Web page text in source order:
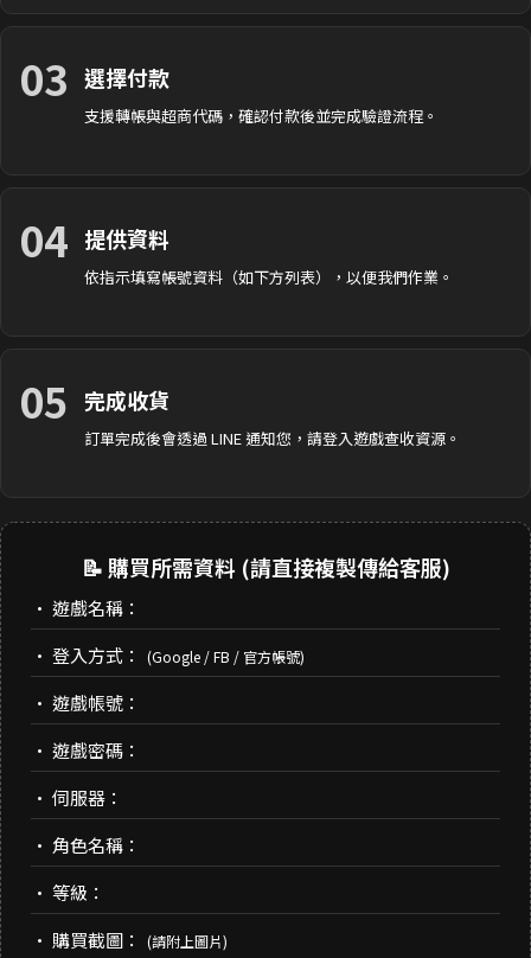
03 選擇付款
支援轉帳與超商代碼，確認付款後並完成驗證流程。
04 提供資料
依指示填寫帳號資料（如下方列表），以便我們作業。
05 完成收貨
訂單完成後會透過 LINE 通知您，請登入遊戲查收資源。
📝 購買所需資料 (請直接複製傳給客服)
• 遊戲名稱：
• 登入方式：
(Google / FB / 官方帳號)
• 遊戲帳號：
• 遊戲密碼：
• 伺服器：
• 角色名稱：
• 等級：
• 購買截圖：
(請附上圖片)